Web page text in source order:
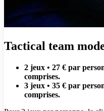
Tactical team
2 jeux • 27 € par
comprises.
3 jeux • 35 € par
comprises.